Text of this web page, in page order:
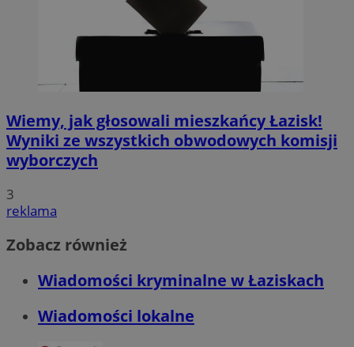
Wiemy, jak głosowali mieszkańcy Łazisk!
Wyniki ze wszystkich obwodowych komisji
wyborczych
3
reklama
Zobacz również
Wiadomości kryminalne w Łaziskach
Wiadomości lokalne